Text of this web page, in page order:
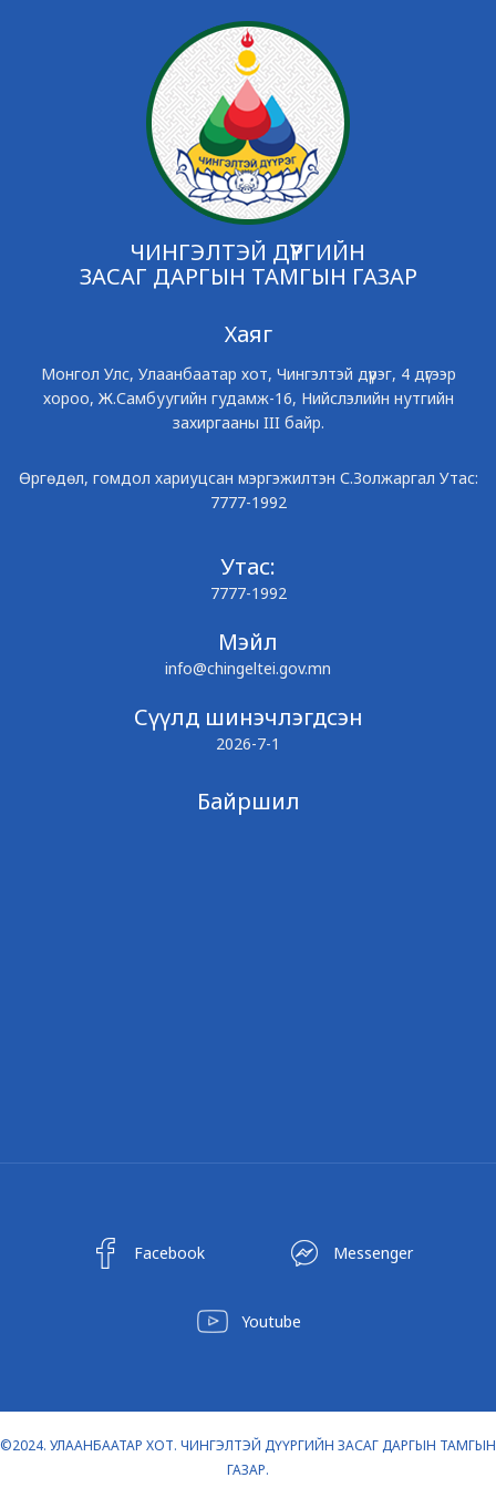
ЧИНГЭЛТЭЙ ДҮҮРГИЙН
ЗАСАГ ДАРГЫН ТАМГЫН ГАЗАР
Хаяг
Монгол Улс, Улаанбаатар хот, Чингэлтэй дүүрэг, 4 дүгээр
хороо, Ж.Самбуугийн гудамж-16, Нийслэлийн нутгийн
захиргааны III байр.
Өргөдөл, гомдол хариуцсан мэргэжилтэн С.Золжаргал Утас:
7777-1992
Утас:
7777-1992
Мэйл
info@chingeltei.gov.mn
Сүүлд шинэчлэгдсэн
2026-7-1
Байршил
Facebook Messenger
Youtube
©2024. УЛААНБААТАР ХОТ. ЧИНГЭЛТЭЙ ДҮҮРГИЙН ЗАСАГ ДАРГЫН ТАМГЫН
ГАЗАР.